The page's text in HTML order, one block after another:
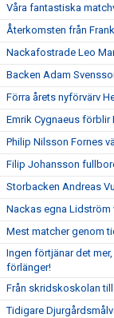
Våra fantastiska
Återkomsten från
Nackafostrade Leo
Backen Adam
Förra årets nyförvärv
Emrik Cygnaeus förblir
Philip Nilsson Fornes
Filip Johansson
Storbacken Andreas
Nackas egna Lidström
Mest matcher genom
Ingen förtjänar det
förlänger!
Från skridskoskolan
Tidigare